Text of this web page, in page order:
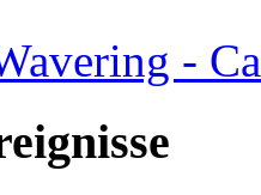
-